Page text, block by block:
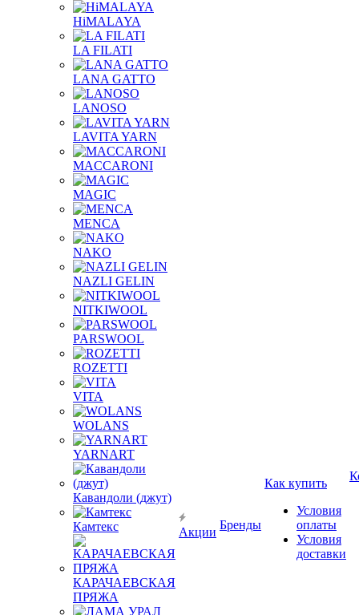
HiMALAYA
LA FILATI
LANA GATTO
LANOSO
LAVITA YARN
MACCARONI
MAGIC
MENCA
NAKO
NAZLI GELIN
NITKIWOOL
PARSWOOL
ROZETTI
VITA
WOLANS
YARNART
Кавандоли (джут)
Камтекс
КАРАЧАЕВСКАЯ
ПРЯЖА
Акции
Бренды
Как купить
Условия
оплаты
Условия
доставки